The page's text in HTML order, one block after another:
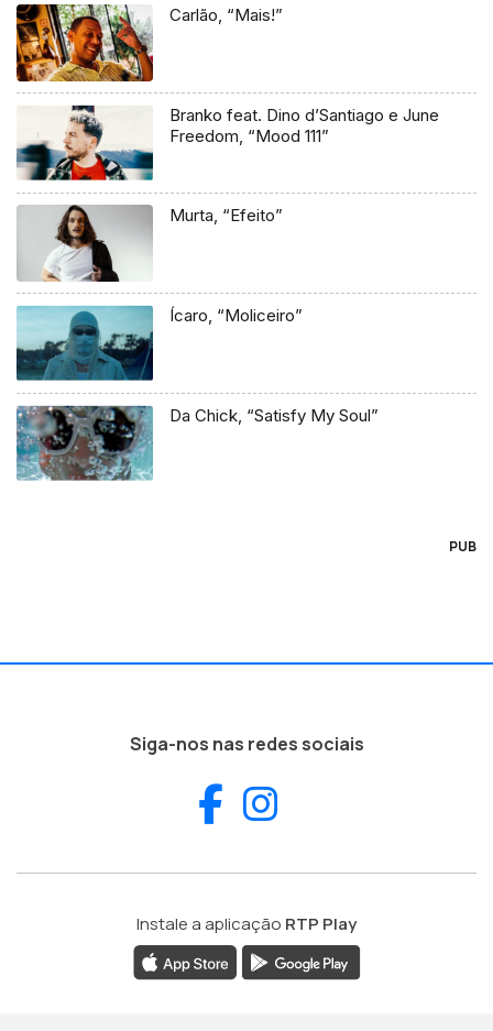
Carlão, “Mais!”
Branko feat. Dino d’Santiago e June
Freedom, “Mood 111”
Murta, “Efeito”
Ícaro, “Moliceiro”
Da Chick, “Satisfy My Soul”
PUB
Siga-nos nas redes sociais
Facebook
Instale a aplicação RTP Play